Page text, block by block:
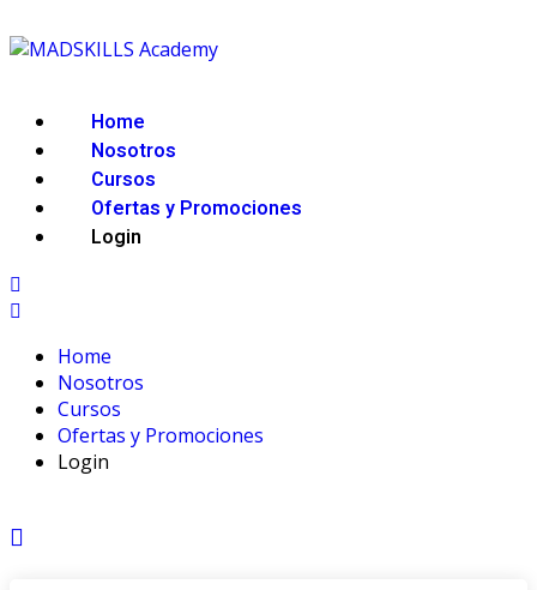
Home
Nosotros
Cursos
Ofertas y Promociones
Login
Home
Nosotros
Cursos
Ofertas y Promociones
Login